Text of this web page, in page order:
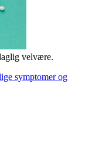
velvære.
symptomer og